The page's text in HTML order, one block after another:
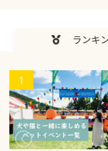
ランキ
1